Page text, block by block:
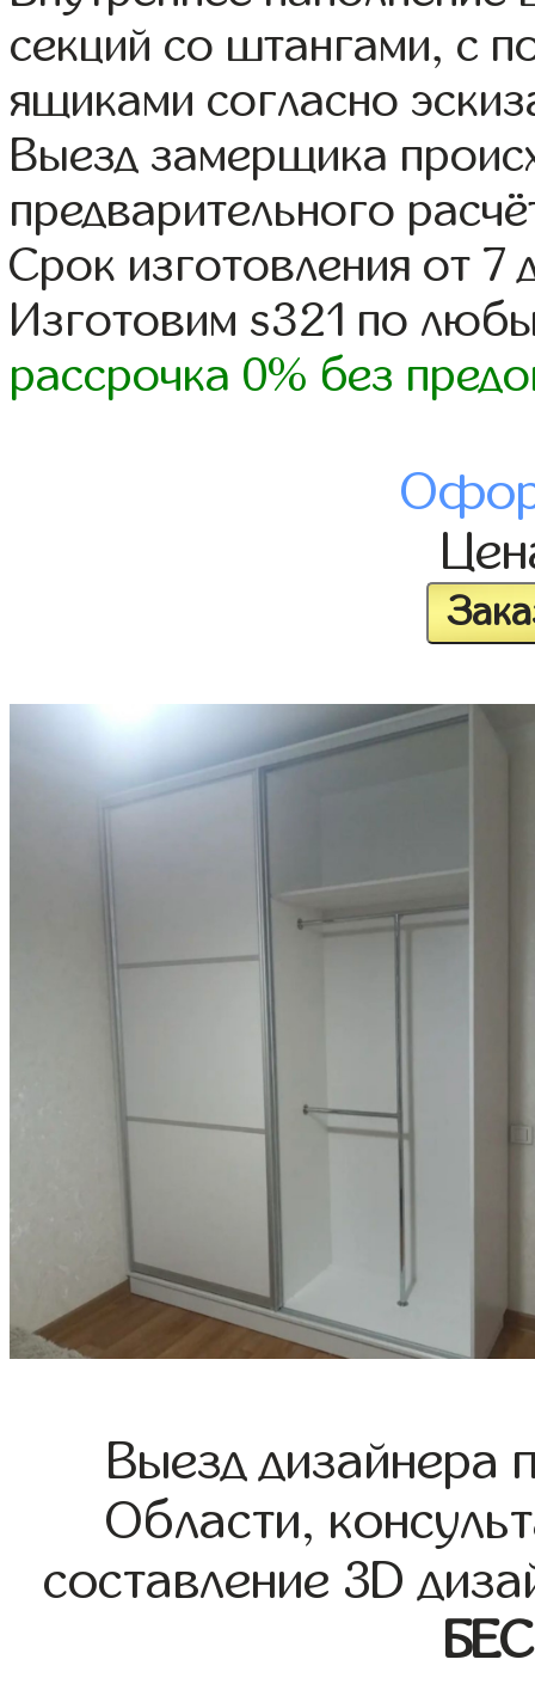
секций со штангами, с
ящиками согласно
Выезд замерщика
предварительного
Срок изготовления от 7
Изготовим s321 по
рассрочка 0% без
Выезд дизайнера
Области,
составление 3D